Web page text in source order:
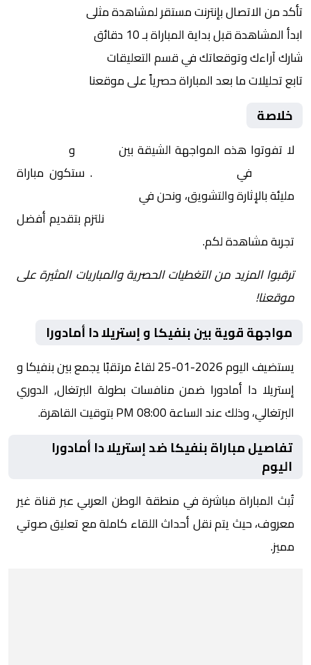
تأكد من الاتصال بإنترنت مستقر لمشاهدة مثلى
ابدأ المشاهدة قبل بداية المباراة بـ 10 دقائق
شارك آراءك وتوقعاتك في قسم التعليقات
تابع تحليلات ما بعد المباراة حصرياً على موقعنا
خلاصة
لا تفوتوا هذه المواجهة الشيقة بين و
في
. ستكون مباراة
مليئة بالإثارة والتشويق، ونحن في
نلتزم بتقديم أفضل
تجربة مشاهدة لكم.
ترقبوا المزيد من التغطيات الحصرية والمباريات المثيرة على
موقعنا!
مواجهة قوية بين بنفيكا و إستريلا دا أمادورا
يستضيف اليوم 2026-01-25 لقاءً مرتقبًا يجمع بين بنفيكا و
إستريلا دا أمادورا ضمن منافسات بطولة البرتغال, الدوري
البرتغالي، وذلك عند الساعة 08:00 PM بتوقيت القاهرة.
تفاصيل مباراة بنفيكا ضد إستريلا دا أمادورا
اليوم
تُبث المباراة مباشرة في منطقة الوطن العربي عبر قناة غير
معروف، حيث يتم نقل أحداث اللقاء كاملة مع تعليق صوتي
مميز.